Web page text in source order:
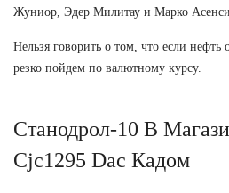
Жуниор, Эдер Милитау и Марко
Нельзя говорить о том, что если нефть
резко пойдем по валютному курсу.
Станодрол-10 В
Cjc1295 Dac Кадом